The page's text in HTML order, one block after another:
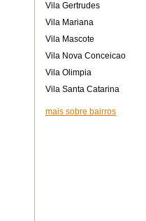
Vila Gertrudes
Vila Mariana
Vila Mascote
Vila Nova Conceicao
Vila Olimpia
Vila Santa Catarina
mais sobre bairros